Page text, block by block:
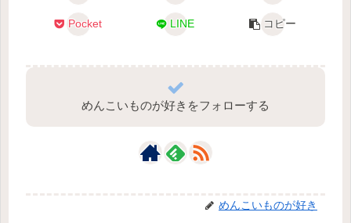
Pocket LINE コピー
めんこいものが好きをフォローする
めんこいものが好き